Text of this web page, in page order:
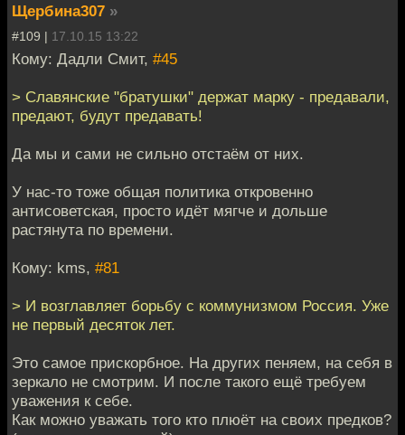
Щербина307 »
#109 | 17.10.15 13:22
Кому: Дадли Смит, #45
> Славянские "братушки" держат марку - предавали,
предают, будут предавать!
Да мы и сами не сильно отстаём от них.
У нас-то тоже общая политика откровенно
антисоветская, просто идёт мягче и дольше
растянута по времени.
Кому: kms, #81
> И возглавляет борьбу с коммунизмом Россия. Уже
не первый десяток лет.
Это самое прискорбное. На других пеняем, на себя в
зеркало не смотрим. И после такого ещё требуем
уважения к себе.
Как можно уважать того кто плюёт на своих предков?